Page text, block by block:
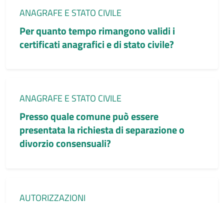
Categoria:
ANAGRAFE E STATO CIVILE
Per quanto tempo rimangono validi i
certificati anagrafici e di stato civile?
Categoria:
ANAGRAFE E STATO CIVILE
Presso quale comune può essere
presentata la richiesta di separazione o
divorzio consensuali?
Categoria:
AUTORIZZAZIONI